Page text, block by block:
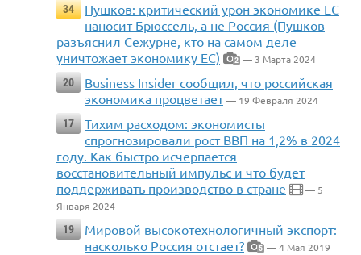
34
Пушков: критический урон экономике ЕС
наносит Брюссель, а не Россия (Пушков
разъяснил Сежурне, кто на самом деле
уничтожает экономику ЕС)
2 — 3 Марта 2024
20
Business Insider сообщил, что российская
экономика процветает — 19 Февраля 2024
17
Тихим расходом: экономисты
спрогнозировали рост ВВП на 1,2% в 2024
году. Как быстро исчерпается
восстановительный импульс и что будет
поддерживать производство в стране
— 5
Января 2024
19
Мировой высокотехнологичный экспорт:
насколько Россия отстает?
5 — 4 Мая 2019